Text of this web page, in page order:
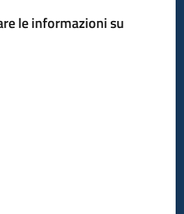
le informazioni su